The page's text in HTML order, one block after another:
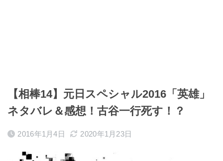
【相棒14】元日スペシャル2016「英雄」
ネタバレ＆感想！古谷一行死す！？
2016年1月4日 2020年1月23日